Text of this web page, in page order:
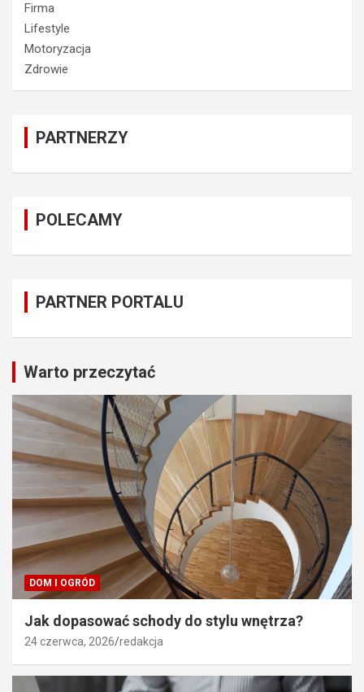
Firma
Lifestyle
Motoryzacja
Zdrowie
PARTNERZY
POLECAMY
PARTNER PORTALU
Warto przeczytać
DOM I OGRÓD
Jak dopasować schody do stylu wnętrza?
24 czerwca, 2026 redakcja